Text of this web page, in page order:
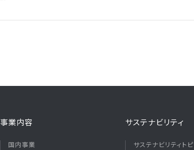
事業内容
国内事業
サステナビリティ
サステナビリティト